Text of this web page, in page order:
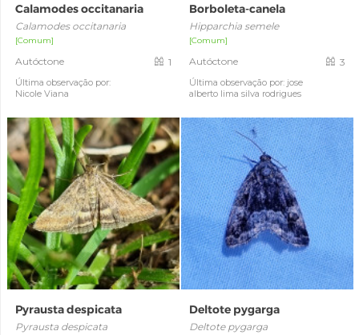
Calamodes occitanaria
Calamodes occitanaria
[Comum]
Autóctone
Última observação por:
Nicole Viana
1
Borboleta-canela
Hipparchia semele
[Comum]
Autóctone
Última observação por: jose
alberto lima silva rodrigues
3
Pyrausta despicata
Pyrausta despicata
Deltote pygarga
Deltote pygarga